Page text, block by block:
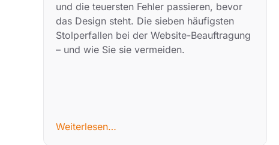
und die teuersten Fehler passieren, bevor
das Design steht. Die sieben häufigsten
Stolperfallen bei der Website-Beauftragung
– und wie Sie sie vermeiden.
Weiterlesen…